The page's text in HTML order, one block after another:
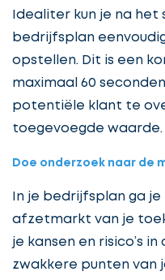
Idealiter kun je na het
bedrijfsplan
opstellen. Dit is een
maximaal 60
potentiële klant te
toegevoegde waarde.
Doe onderzoek naar de
In je bedrijfsplan ga
afzetmarkt van je
je kansen en risico’s
zwakkere punten van